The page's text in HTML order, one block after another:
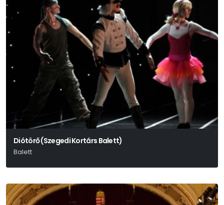
Diótörő (Szegedi Kortárs Balett)
Balett